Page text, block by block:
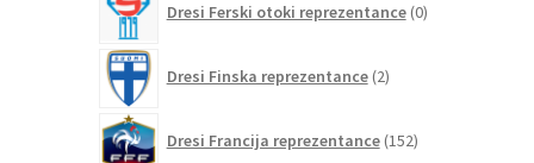
Dresi Ferski otoki reprezentance 0izdelkov
Dresi Finska reprezentance 2izdelka
Dresi Francija reprezentance 152izdelkov